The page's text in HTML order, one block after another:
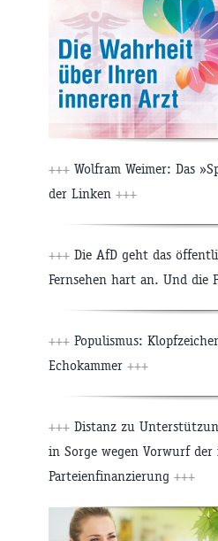
+++ Wolfram Weimer: Das
der Linken +++
+++ Die AfD geht das
Fernsehen hart an. Und die
+++ Populismus:
Echokammer +++
+++ Distanz zu
in Sorge wegen Vorwurf der
Parteienfinanzierung +++